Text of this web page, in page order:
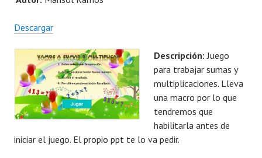
Descargar
Descripción:Juego
para trabajar sumas y
multiplicaciones. Lleva
una macro por lo que
tendremos que
habilitarla antes de
iniciar el juego. El propio ppt te lo va pedir.